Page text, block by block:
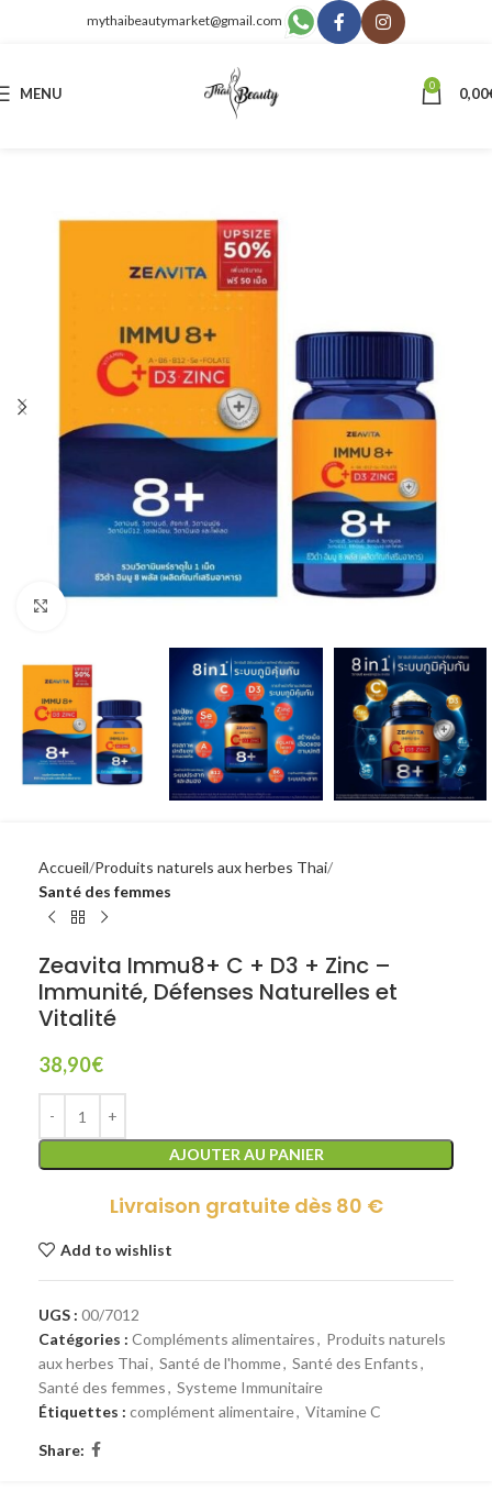
mythaibeautymarket@gmail.com
MENU 0 0,00
Accueil Produits naturels aux herbes Thai
Santé des femmes
Zeavita Immu8+ C + D3 + Zinc –
Immunité, Défenses Naturelles et
Vitalité
38,90€
AJOUTER AU PANIER
Livraison gratuite dès 80 €
Add to wishlist
UGS : 00/7012
Catégories : Compléments alimentaires, Produits naturels
aux herbes Thai, Santé de l'homme, Santé des Enfants,
Santé des femmes, Systeme Immunitaire
Étiquettes : complément alimentaire, Vitamine C
Share: